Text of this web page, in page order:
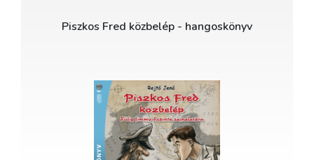
Piszkos Fred közbelép - hangoskönyv